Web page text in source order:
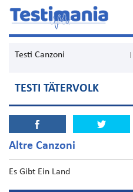
Testi Canzoni
TESTI TÄTERVOLK
Altre Canzoni
Es Gibt Ein Land